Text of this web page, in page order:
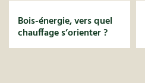
Bois-énergie, vers quel
chauffage s’orienter ?